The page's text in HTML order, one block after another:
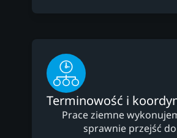
Terminowość i
Prace ziemne
sprawnie przejść